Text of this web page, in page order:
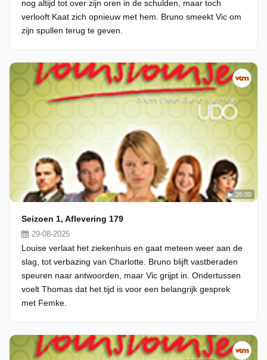
nog altijd tot over zijn oren in de schulden, maar toch
verlooft Kaat zich opnieuw met hem. Bruno smeekt Vic om
zijn spullen terug te geven.
26:00
Seizoen 1, Aflevering 179
29-08-2025
Louise verlaat het ziekenhuis en gaat meteen weer aan de
slag, tot verbazing van Charlotte. Bruno blijft vastberaden
speuren naar antwoorden, maar Vic grijpt in. Ondertussen
voelt Thomas dat het tijd is voor een belangrijk gesprek
met Femke.